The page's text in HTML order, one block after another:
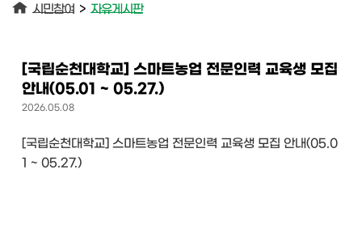
시민참여 > 자유게시판
[국립순천대학교] 스마트농업 전문인력 교육생 모집
안내(05.01 ~ 05.27.)
2026.05.08
[국립순천대학교] 스마트농업 전문인력 교육생 모집 안내(05.0
1 ~ 05.27.)